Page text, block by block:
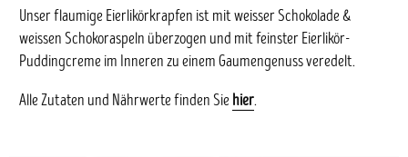
Unser flaumige Eierlikörkrapfen ist mit weisser Schokolade &
weissen Schokoraspeln überzogen und mit feinster Eierlikör-
Puddingcreme im Inneren zu einem Gaumengenuss veredelt.
Alle Zutaten und Nährwerte finden Sie hier.